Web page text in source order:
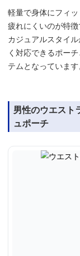
軽量で身体にフィ
疲れにくいのが特徴
カジュアルスタイ
く対応できるポー
テムとなっています
男性のウエスト
ュポーチ